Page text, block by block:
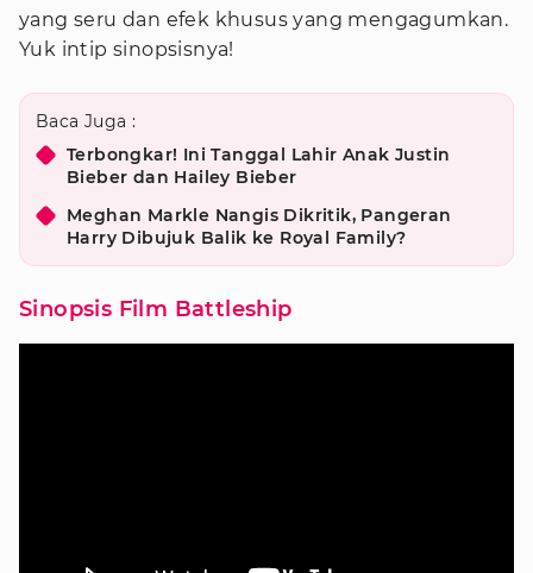
yang seru dan efek khusus yang mengagumkan.
Yuk intip sinopsisnya!
Baca Juga :
Terbongkar! Ini Tanggal Lahir Anak Justin
Bieber dan Hailey Bieber
Meghan Markle Nangis Dikritik, Pangeran
Harry Dibujuk Balik ke Royal Family?
Sinopsis Film Battleship